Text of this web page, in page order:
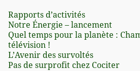
Rapports d’activités
Notre Énergie – lancement
Quel temps pour la planète :
télévision !
L’Avenir des survoltés
Pas de surprofit chez Cociter